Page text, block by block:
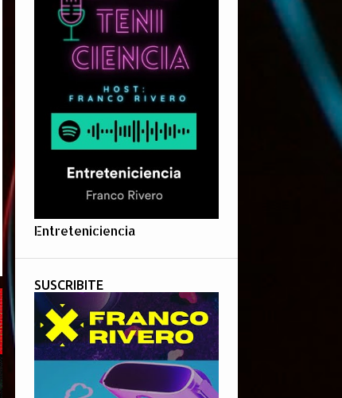
Entreteniciencia
SUSCRIBITE